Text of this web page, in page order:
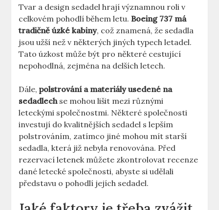
Tvar a design sedadel hrají významnou roli v
celkovém pohodlí během ‍letu.Boeing 737 má
tradičně úzké kabiny, což znamená,⁣ že sedadla
jsou užší​ než v některých jiných typech letadel.
Tato úzkost může být pro některé cestující
nepohodlná, zejména na⁣ delších letech.
Dále,polstrování a materiály usedené ⁢na
sedadlechse mohou lišit mezi ⁢různými
leteckými společnostmi. ​Některé společnosti
investují ⁢do ‌kvalitnějších sedadel ⁤s lepším
polstrováním, zatímco jiné‌ mohou mít starší
sedadla, která již nebyla renovována. Před
⁣rezervací letenek ‍můžete zkontrolovat⁤ recenze
dané letecké společnosti, abyste ⁤si udělali‌
představu o pohodlí jejích sedadel.